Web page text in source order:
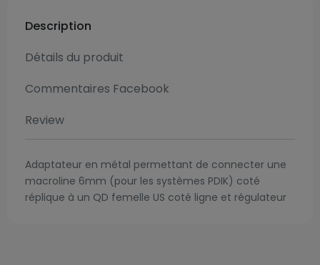
Description
Détails du produit
Commentaires Facebook
Review
Adaptateur en métal permettant de connecter une
macroline 6mm (pour les systèmes PDIK) coté
réplique à un QD femelle US coté ligne et régulateur